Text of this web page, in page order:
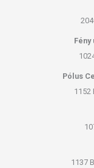
Pólus
1152
1137